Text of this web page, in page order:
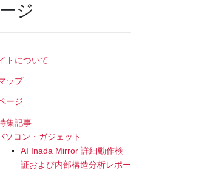
ジ
トについて
ップ
ージ
集記事
ソコン・ガジェット
AI Inada Mirror 詳細動作検
証および内部構造分析レポー